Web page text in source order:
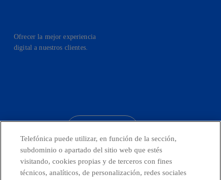
Ofrecer la mejor experiencia
digital a nuestros clientes.
Países y Unidades emergentes
Telefónica puede utilizar, en función de la sección,
subdominio o apartado del sitio web que estés
visitando, cookies propias y de terceros con fines
técnicos, analíticos, de personalización, redes sociales